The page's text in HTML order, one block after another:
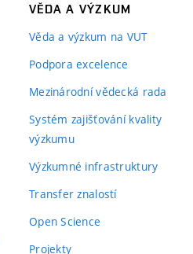
VĚDA A VÝZKUM
Věda a výzkum na VUT
Podpora excelence
Mezinárodní vědecká rada
Systém zajišťování kvality
výzkumu
Výzkumné infrastruktury
Transfer znalostí
Open Science
Projekty